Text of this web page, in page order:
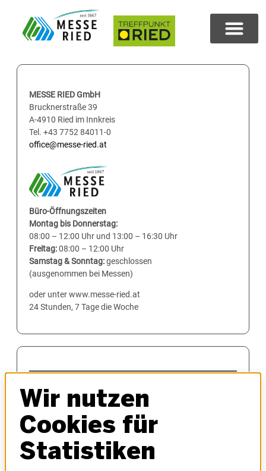
MESSE RIED GmbH
Brucknerstraße 39
A-4910 Ried im Innkreis
Tel. +43 7752 84011-0
office@messe-ried.at
Büro-Öffnungszeiten
Montag bis Donnerstag:
08:00 – 12:00 Uhr und 13:00 – 16:30 Uhr
Freitag:08:00 – 12:00 Uhr
Samstag & Sonntag:geschlossen
(ausgenommen bei Messen)
oder unter www.messe-ried.at
24 Stunden, 7 Tage die Woche
AUTOMESSE
MESSEFRÜHLING
HAUS & BAU
INNVIERTLER OKTOBERFEST
MODELLBAUMESSE
Wir nutzen
Cookies für
Statistiken